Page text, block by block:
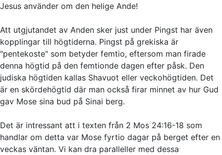
Jesus använder om den helige Ande!
Att utgjutandet av Anden sker just under Pingst har även
kopplingar till högtiderna. Pingst på grekiska är
"pentekoste" som betyder femtio, eftersom man firade
denna högtid på den femtionde dagen efter påsk. Den
judiska högtiden kallas Shavuot eller veckohögtiden. Det
är en skördehögtid där man också firar minnet av hur Gud
gav Mose sina bud på Sinai berg.
Det är intressant att i texten från 2 Mos 24:16-18 som
handlar om detta var Mose fyrtio dagar på berget efter en
veckas väntan. Vi kan dra paralleller med dessa